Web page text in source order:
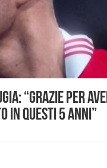
“Grazie per
in questi 5 anni”